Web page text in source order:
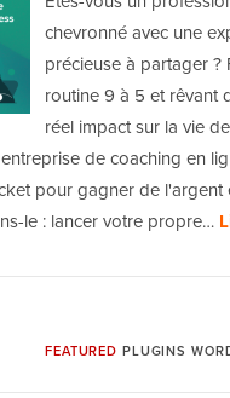
chevronné avec une
précieuse à partager ?
routine 9 à 5 et rêvant
réel impact sur la vie
de coaching en
pour gagner de l'argent
le : lancer votre propre…
FEATURED PLUGINS